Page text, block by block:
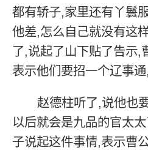
都有轿子,家里还有丫鬟
他差,怎么自己就没有这
了,说起了山下贴了告示,
表示他们要招一个辽事通
赵德柱听了,说他也
以后就会是九品的官太
子说起这件事情,表示曹